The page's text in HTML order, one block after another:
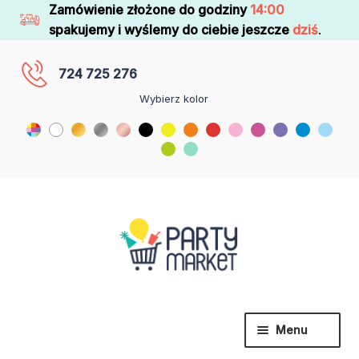
Zamówienie złożone do godziny 14:00
spakujemy i wyślemy do ciebie jeszcze dziś.
724 725 276
Wybierz kolor
Menu